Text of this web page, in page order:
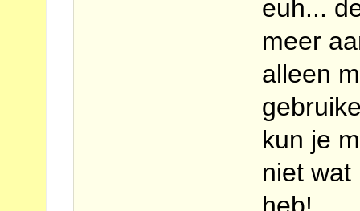
euh...
meer
alleen
kun je
niet wat